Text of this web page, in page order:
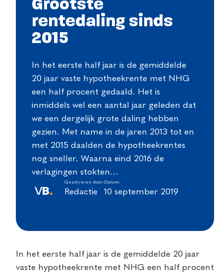
Grootste
rentedaling sinds
2015
In het eerste half jaar is de gemiddelde
20 jaar vaste hypotheekrente met NHG
een half procent gedaald. Het is
inmiddels wel een aantal jaar geleden dat
we een dergelijk grote daling hebben
gezien. Met name in de jaren 2013 tot en
met 2015 daalden de hypotheekrentes
nog sneller. Waarna eind 2016 de
verlagingen stokten…
Geschreven door:
Redactie
Datum:
10 september 2019
In het eerste half jaar is de gemiddelde 20 jaar
vaste hypotheekrente met NHG een half procent